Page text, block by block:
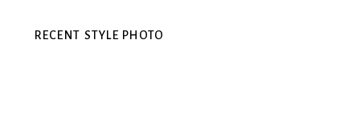
RECENT STYLE PHOTO